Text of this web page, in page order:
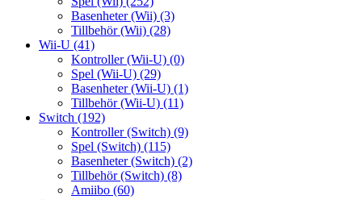
Basenheter (Wii) (3)
Tillbehör (Wii) (28)
Wii-U (41)
Kontroller (Wii-U) (0)
Spel (Wii-U) (29)
Basenheter (Wii-U) (1)
Tillbehör (Wii-U) (11)
Switch (192)
Kontroller (Switch) (9)
Spel (Switch) (115)
Basenheter (Switch) (2)
Tillbehör (Switch) (8)
Amiibo (60)